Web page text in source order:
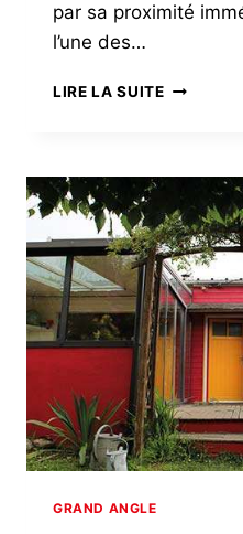
par sa proximité
l’une des…
LIRE LA SUITELA
DE
RUGBY
EN
DEVENIR
?
GRAND ANGLE